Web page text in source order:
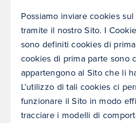
Possiamo inviare cookies
tramite il nostro Sito. I
sono definiti cookies di
cookies di prima parte sono
appartengono al Sito che li
L’utilizzo di tali cookies ci
funzionare il Sito in modo
tracciare i modelli di